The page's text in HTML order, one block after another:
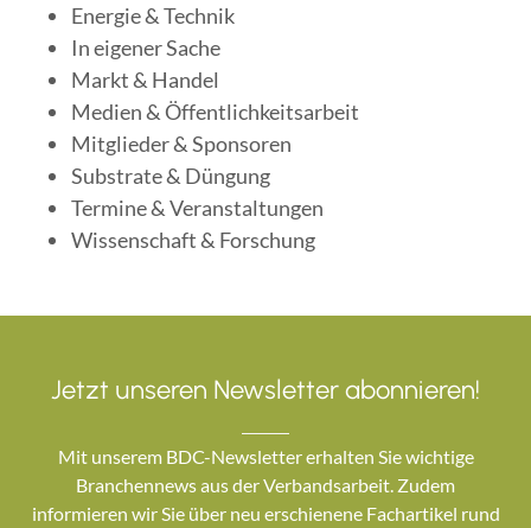
Energie & Technik
In eigener Sache
Markt & Handel
Medien & Öffentlichkeitsarbeit
Mitglieder & Sponsoren
Substrate & Düngung
Termine & Veranstaltungen
Wissenschaft & Forschung
Jetzt unseren Newsletter abonnieren!
Mit unserem BDC-Newsletter erhalten Sie wichtige
Branchennews aus der Verbandsarbeit. Zudem
informieren wir Sie über neu erschienene Fachartikel rund